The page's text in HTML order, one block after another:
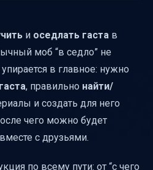
компоненты для гаста
гаста до
гаста: нужен рецепт
во время полёта
лодки и мобов к
и оседлать гаста в
моб “в седло” не
в главное: нужно
, правильно найти/
и создать для него
чего можно будет
с друзьями.
по всему пути: от “с чего